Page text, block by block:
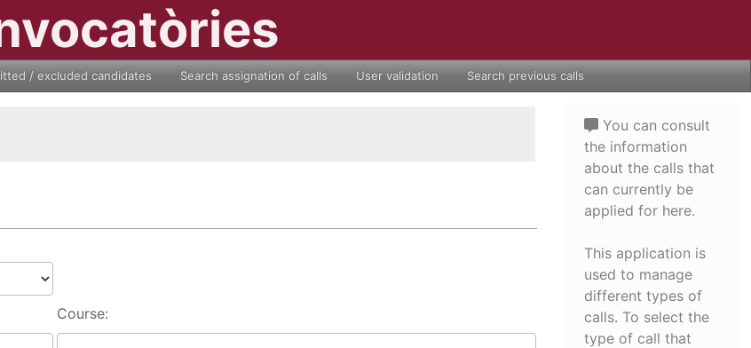
/ excluded candidates Search assignation of calls User validation Search previous calls
Course:
You can consult
the information
about the calls that
can currently be
applied for here.
This application is
used to manage
different types of
calls. To select the
type of call that